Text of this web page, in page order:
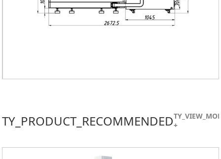
TY_PRODUCT_RECOMMENDED+